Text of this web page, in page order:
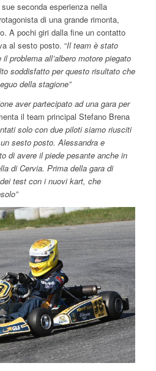
seconda esperienza nella
di una grande rimonta,
A pochi giri dalla fine un contatto
al sesto posto. “Il team è stato
problema all’albero motore piegato
soddisfatto per questo risultato che
della stagione”
aver partecipato ad una gara per
il team principal Stefano Brena
solo con due piloti siamo riusciti
sesto posto. Alessandra e
di avere il piede pesante anche in
di Cervia. Prima della gara di
test con i nuovi kart, che